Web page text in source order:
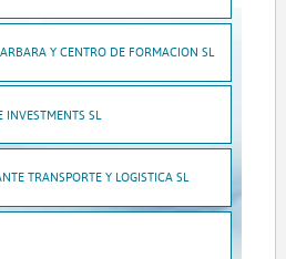
Y CENTRO DE FORMACION SL
INVESTMENTS SL
TRANSPORTE Y LOGISTICA SL